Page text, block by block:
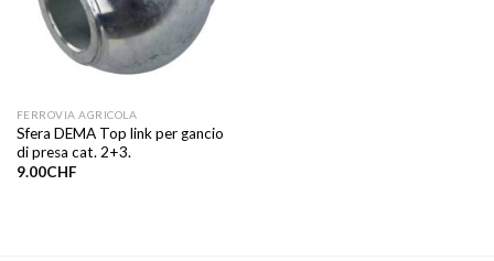
FERROVIA AGRICOLA
Sfera DEMA Top link per gancio
di presa cat. 2+3.
9.00CHF